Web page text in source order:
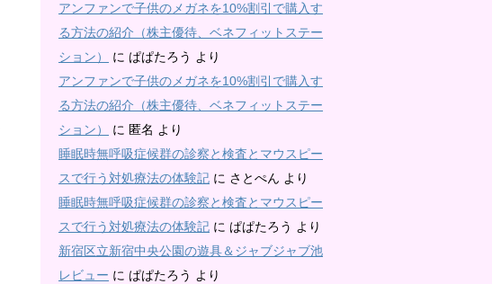
アンファンで子供のメガネを10%割引で購入す
る方法の紹介（株主優待、ベネフィットステー
ション）
に ぱぱたろう より
アンファンで子供のメガネを10%割引で購入す
る方法の紹介（株主優待、ベネフィットステー
ション）
に 匿名 より
睡眠時無呼吸症候群の診察と検査とマウスピー
スで行う対処療法の体験記 に さとぺん より
睡眠時無呼吸症候群の診察と検査とマウスピー
スで行う対処療法の体験記 に ぱぱたろう より
新宿区立新宿中央公園の遊具＆ジャブジャブ池
レビュー に ぱぱたろう より